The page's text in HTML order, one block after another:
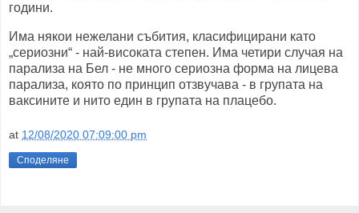
години.
Има някои нежелани събития, класифицирани като
„сериозни“ - най-високата степен. Има четири случая на
парализа на Бел - не много сериозна форма на лицева
парализа, която по принцип отзвучава - в групата на
ваксините и нито един в групата на плацебо.
at 12/08/2020 07:09:00 pm
Споделяне